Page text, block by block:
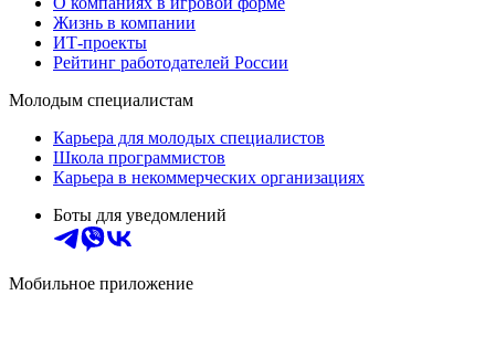
Жизнь в компании
ИТ-проекты
Рейтинг работодателей России
Молодым специалистам
Карьера для молодых специалистов
Школа программистов
Карьера в некоммерческих организациях
Боты для уведомлений
Мобильное приложение